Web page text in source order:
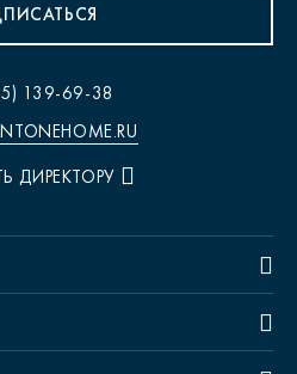
139-69-38
ДИРЕКТОРУ